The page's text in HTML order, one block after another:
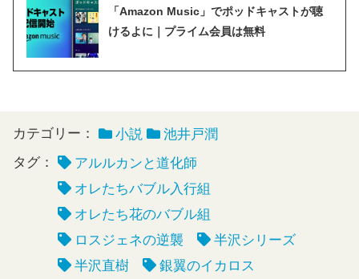
「Amazon Music」でポッドキャストが聴
けるよに｜プライム会員は無料
カテゴリー： 小説
池井戸潤
タグ：
アルルカンと道化師
オレたちバブル入行組
オレたち花のバブル組
ロスジェネの逆襲
半沢シリーズ
半沢直樹
銀翼のイカロス